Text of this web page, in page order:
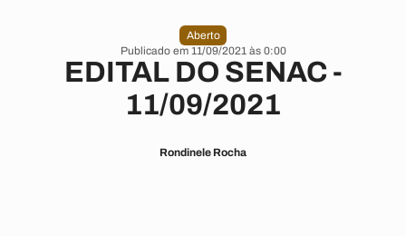
Aberto
Publicado em 11/09/2021 às 0:00
EDITAL DO SENAC -
11/09/2021
Rondinele Rocha